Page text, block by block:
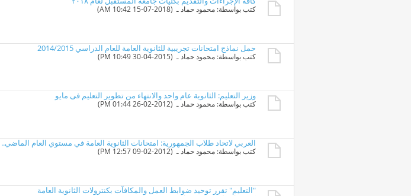
كتب بواسطة: محمود حمادـ ‏ (15-07-2018 10:42 AM)
حمل نماذج امتحانات تجريبية للثانوية العامة للعام الدراسي 2014/2015
كتب بواسطة: محمود حمادـ ‏ (30-04-2015 10:49 PM)
وزير التعليم: الثانوية عام واحد والانتهاء من تطوير التعليم فى مايو
كتب بواسطة: محمود حمادـ ‏ (26-02-2012 01:44 PM)
العربي لاتحاد طلاب الجمهورية‏:‏ امتحانات الثانوية العامة في مستوي العام الماضي‏..‏
كتب بواسطة: محمود حمادـ ‏ (09-02-2012 12:57 PM)
"التعليم" تقرر توحيد ضوابط العمل والمكافآت بكنترولات الثانوية العامة